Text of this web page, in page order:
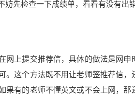
妨先检查一下成绩单，看看有没有出
网上提交推荐信，具体的做法是网
。这个方法既不用让老师签推荐信
果有的老师不懂英文或不会上网，